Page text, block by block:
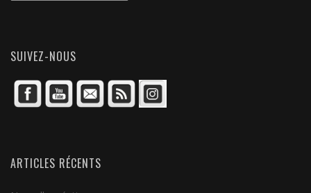
SUIVEZ-NOUS
ARTICLES RÉCENTS